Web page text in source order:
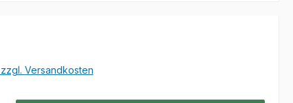
Versandkosten